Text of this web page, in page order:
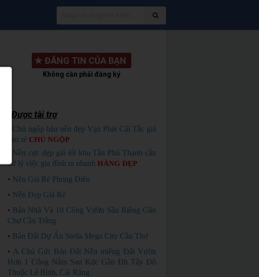
★ ĐĂNG TIN CỦA BẠN
Không cần phải đăng ký
Được tài trợ
Chủ ngộp bán nền đẹp Vạn Phát Cái Tắc giá
bao rẻ CHỦ NGỘP
Nền cực đẹp giá tốt khu Tân Phú Thạnh cần
xử lý việc gia đình ra nhanh HÀNG ĐẸP
• Nền Giá Rẻ Phong Điền
• Nền Đẹp Giá Rẻ
• Bán Nhà Và 10 Công Vườn Sầu Riêng Gần
Chợ Cầu Trắng
• Bán Đất Dự Án Stella Mega City Cần Thơ
• A Chủ Gửi Bán Đất Nền miếng Đất Vườn
Hơn 1 Công Nằm Sau Kdc Gần Đh Tây Đô
Thuộc Lê Bình, Cái Răng